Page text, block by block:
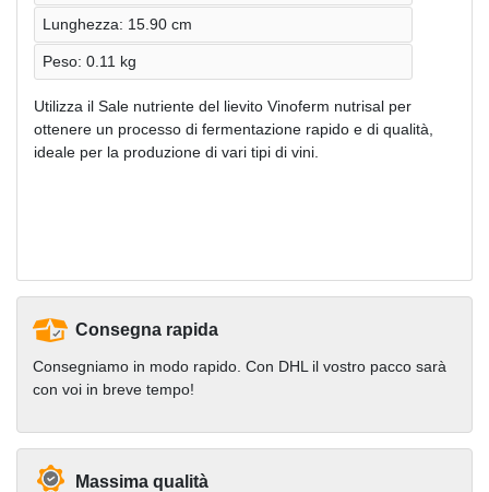
Lunghezza: 15.90 cm
Peso: 0.11 kg
Utilizza il Sale nutriente del lievito Vinoferm nutrisal per
ottenere un processo di fermentazione rapido e di qualità,
ideale per la produzione di vari tipi di vini.
Consegna rapida
Consegniamo in modo rapido. Con DHL il vostro pacco sarà
con voi in breve tempo!
Massima qualità